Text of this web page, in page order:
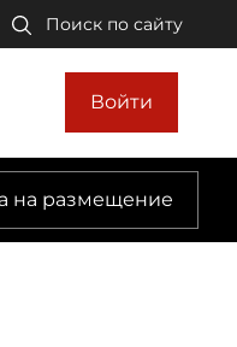
Поиск по сайту
Войти
на размещение